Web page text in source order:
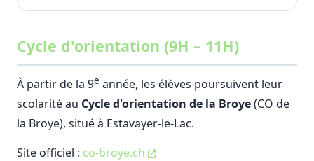
Cycle d'orientation (9H – 11H)
À partir de la 9e année, les élèves poursuivent leur
scolarité au Cycle d'orientation de la Broye(CO de
la Broye), situé à Estavayer-le-Lac.
Site officiel : co-broye.ch